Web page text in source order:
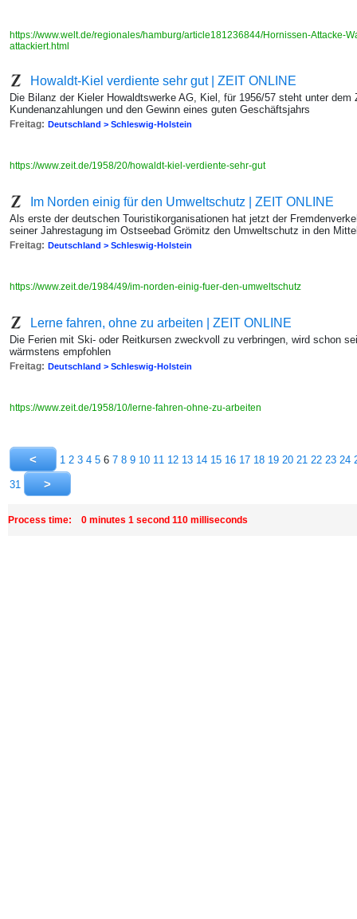
https://www.welt.de/regionales/hamburg/article181236844/Hornissen-Attacke-
attackiert.html
Howaldt-Kiel verdiente sehr gut | ZEIT ONLINE
Die Bilanz der Kieler Howaldtswerke AG, Kiel, für 1956/57 steht unter dem
Kundenanzahlungen und den Gewinn eines guten Geschäftsjahrs
Freitag: Deutschland > Schleswig-Holstein
https://www.zeit.de/1958/20/howaldt-kiel-verdiente-sehr-gut
Im Norden einig für den Umweltschutz | ZEIT ONLINE
Als erste der deutschen Touristikorganisationen hat jetzt der
seiner Jahrestagung im Ostseebad Grömitz den Umweltschutz in den
Freitag: Deutschland > Schleswig-Holstein
https://www.zeit.de/1984/49/im-norden-einig-fuer-den-umweltschutz
Lerne fahren, ohne zu arbeiten | ZEIT ONLINE
Die Ferien mit Ski- oder Reitkursen zweckvoll zu verbringen, wird schon
wärmstens empfohlen
Freitag: Deutschland > Schleswig-Holstein
https://www.zeit.de/1958/10/lerne-fahren-ohne-zu-arbeiten
1 2 3 4 5 6 7 8 9 10 11 12 13 14 15 16 17 18 19 20 21 22 23 24
31
Process time: 0 minutes 1 second 110 milliseconds